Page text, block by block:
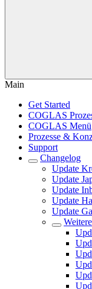
Main
Get Started
COGLAS
COGLAS Menü
Prozesse &
Support
Changelog
Update
Update
Update
Update
Update